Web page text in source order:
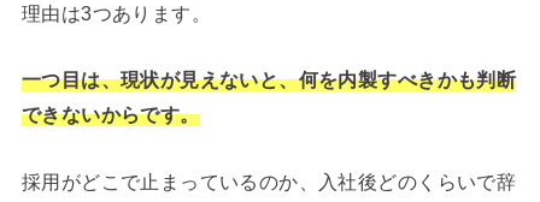
理由は3つあります。
一つ目は、現状が見えないと、何を内製すべきかも判断
できないからです。
採用がどこで止まっているのか、入社後どのくらいで辞